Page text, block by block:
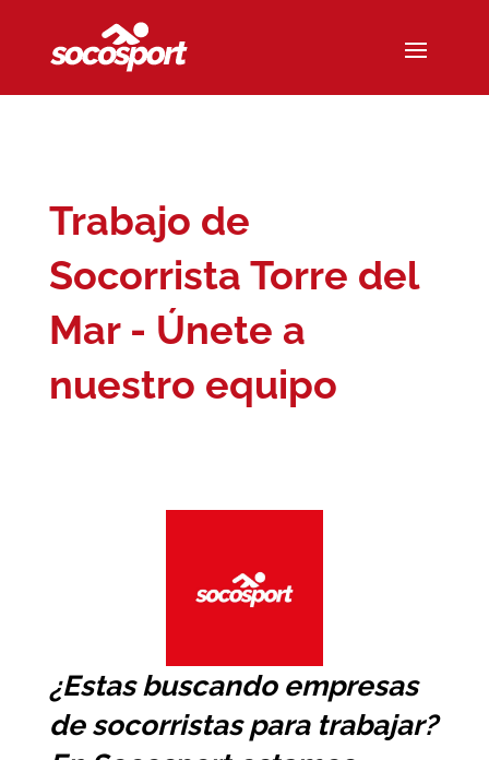
Trabajo de
Socorrista Torre del
Mar - Únete a
nuestro equipo
¿Estas buscando empresas
de socorristaspara trabajar?